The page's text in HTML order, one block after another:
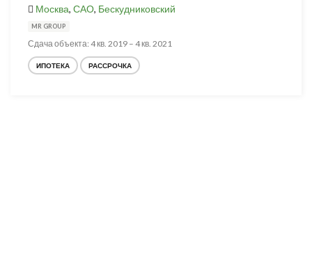
Москва, САО, Бескудниковский
MR GROUP
Сдача объекта: 4 кв. 2019 – 4 кв. 2021
ИПОТЕКА РАССРОЧКА